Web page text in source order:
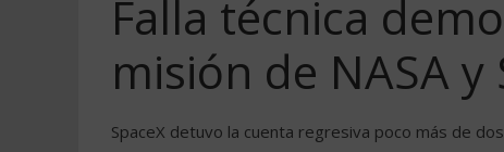
Falla técnica
misión de NASA y
SpaceX detuvo la cuenta regresiva poco más de